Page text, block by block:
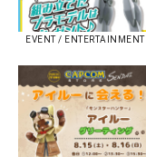
EVENT / ENTERTAINMENT